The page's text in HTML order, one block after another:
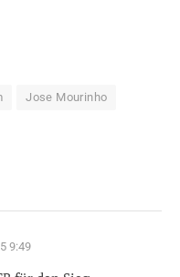
Jose Mourinho
9:49